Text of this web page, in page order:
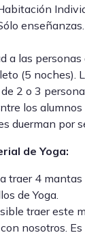
enseñanzas.
a las
(5 noches).
2 o 3
los
duerman por
de Yoga:
traer 4 mantas
de Yoga.
traer este
con nosotros.